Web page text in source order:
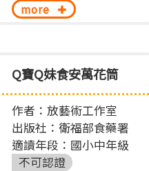
more
Q寶Q妹食安萬花筒
作者：放藝術工作室
出版社：衛福部食藥署
適讀年段：國小中年級
不可認證